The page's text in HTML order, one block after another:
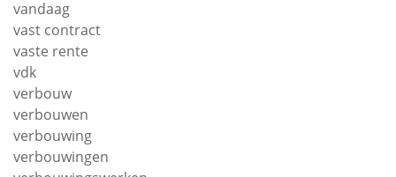
vandaag
vast contract
vaste rente
vdk
verbouw
verbouwen
verbouwing
verbouwingen